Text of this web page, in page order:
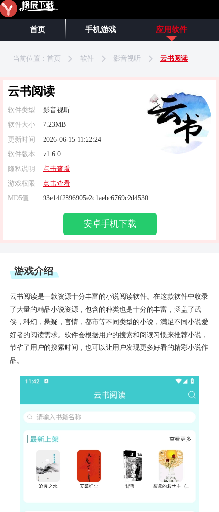
首页 手机游戏 应用软件
当前位置： 首页 软件 影音视听 云书阅读
云书阅读
软件类型
影音视听
软件大小
7.23MB
更新时间
2026-06-15 11:22:24
软件版本
v1.6.0
隐私说明
点击查看
游戏权限
点击查看
MD5值
93e14f2896905e2c1aebc6769c2d4530
安卓手机下载
游戏介绍
云书阅读是一款资源十分丰富的小说阅读软件。在这款软件中收录
了大量的精品小说资源，包含的种类也是十分的丰富，涵盖了武
侠，科幻，悬疑，言情，都市等不同类型的小说，满足不同小说爱
好者的阅读需求。软件会根据用户的搜索和阅读习惯来推荐小说，
节省了用户的搜索时间，也可以让用户发现更多好看的精彩小说作
品。